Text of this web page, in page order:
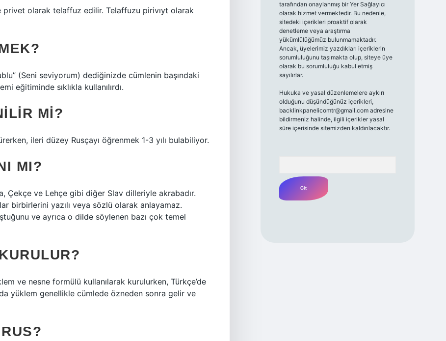
privet olarak telaffuz edilir. Telaffuzu pirivıyt olarak
(Seni seviyorum) dediğinizde cümlenin başındaki
eğitiminde sıklıkla kullanılırdı.
MI?
ileri düzey Rusçayı öğrenmek 1-3 yılı bulabiliyor.
MI?
Çekçe ve Lehçe gibi diğer Slav dilleriyle akrabadır.
birbirlerini yazılı veya sözlü olarak anlayamaz.
ve ayrıca o dilde söylenen bazı çok temel
ve nesne formülü kullanılarak kurulurken, Türkçe’de
yüklem genellikle cümlede özneden sonra gelir ve
tarafından onaylanmış bir Yer Sağlayıcı
olarak hizmet vermektedir. Bu nedenle,
sitedeki içerikleri proaktif olarak
denetleme veya araştırma
yükümlülüğümüz bulunmamaktadır.
Ancak, üyelerimiz yazdıkları içeriklerin
sorumluluğunu taşımakta olup, siteye üye
olarak bu sorumluluğu kabul etmiş
sayılırlar.
Hukuka ve yasal düzenlemelere aykırı
olduğunu düşündüğünüz içerikleri,
backlinkpanelicomtr@gmail.comadresine
bildirmeniz halinde, ilgili içerikler yasal
süre içerisinde sitemizden kaldırılacaktır.